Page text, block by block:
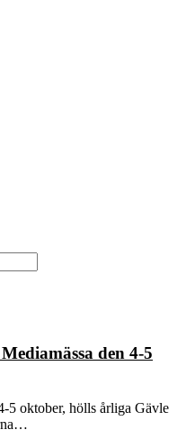
den 4-5
5 oktober, hölls årliga Gävle